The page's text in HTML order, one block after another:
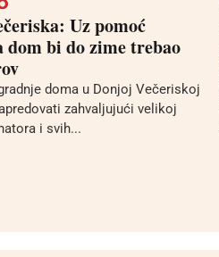
Uz pomoć
dom bi do zime trebao
doma u Donjoj Večeriskoj
zahvaljujući velikoj
i svih...